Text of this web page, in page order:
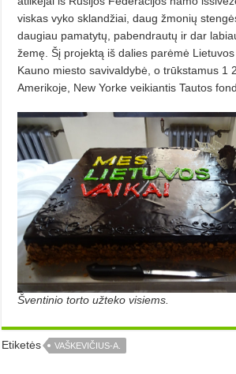
viskas vyko sklandžiai, daug žmonių
daugiau pamatytų, pabendrautų ir dar
žemę. Šį projektą iš dalies parėmė
Kauno miesto savivaldybė, o trūkstamus 1
Amerikoje, New Yorke veikiantis Tautos
Šventinio torto užteko visiems.
Etiketės VAŠKEVIČIUS-A.